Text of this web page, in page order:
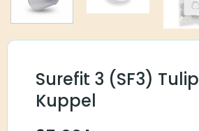
Surefit 3 (SF3) Tulip
Kuppel